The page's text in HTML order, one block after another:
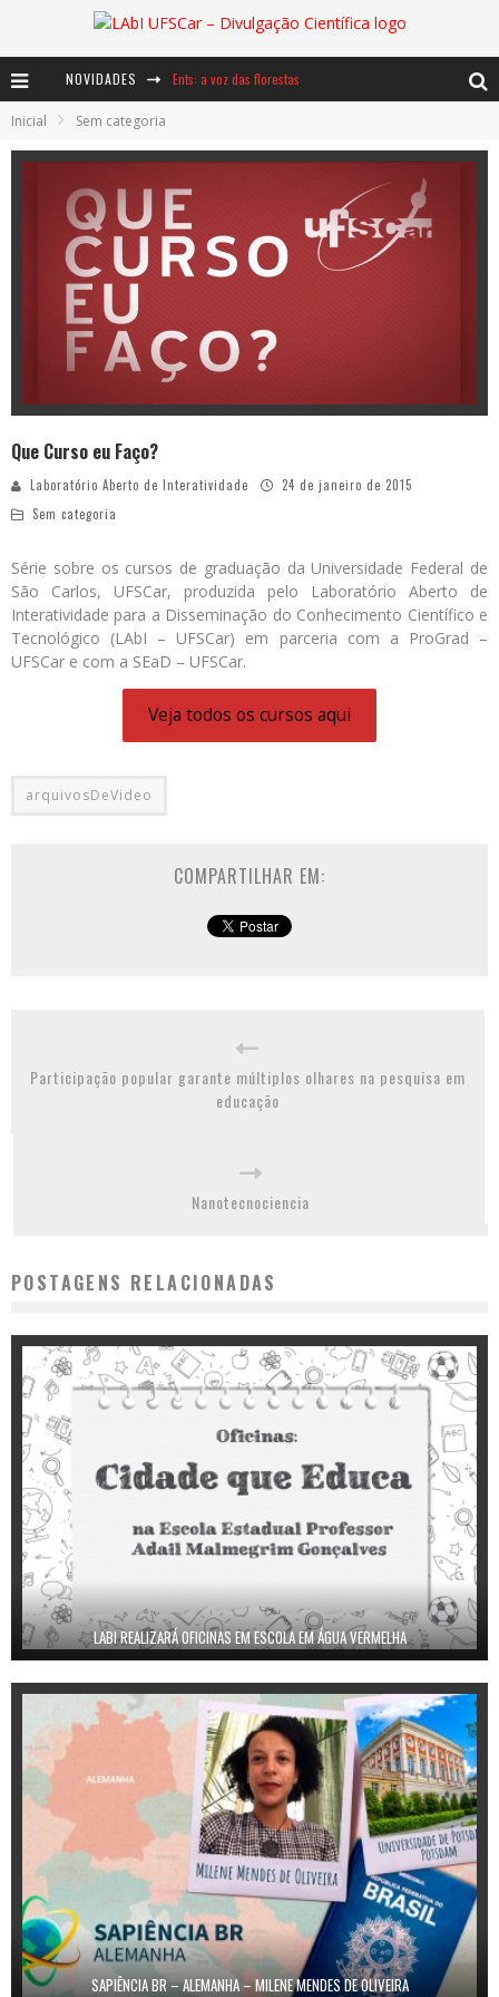
NOVIDADES Ents: a voz das florestas
Baú de Histórias - A jamais imaginada aventura com os moinhos de vento
Inicial Sem categoria
Que Curso eu Faço?
Laboratório Aberto de Interatividade
24 de janeiro de 2015
Sem categoria
Série sobre os cursos de graduação da Universidade Federal de
São Carlos, UFSCar, produzida pelo Laboratório Aberto de
Interatividade para a Disseminação do Conhecimento Científico e
Tecnológico (LAbI – UFSCar) em parceria com a ProGrad –
UFSCar e com a SEaD – UFSCar.
Veja todos os cursos aqui
arquivosDeVideo
COMPARTILHAR EM:
Participação popular garante múltiplos olhares na pesquisa em
educação
Nanotecnociencia
POSTAGENS RELACIONADAS
LABI REALIZARÁ OFICINAS EM ESCOLA EM ÁGUA VERMELHA
SAPIÊNCIA BR – ALEMANHA – MILENE MENDES DE OLIVEIRA